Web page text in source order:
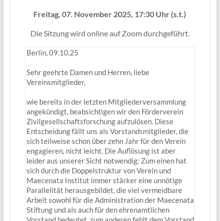
Freitag, 07. November 2025, 17:30 Uhr (s.t.)
Die Sitzung wird online auf Zoom durchgeführt.
Berlin, 09.10.25
Sehr geehrte Damen und Herren, liebe
Vereinsmitglieder,
wie bereits in der letzten Mitgliederversammlung
angekündigt, beabsichtigen wir den Förderverein
Zivilgesellschaftsforschung aufzulösen. Diese
Entscheidung fällt uns als Vorstandsmitglieder, die
sich teilweise schon über zehn Jahr für den Verein
engagieren, nicht leicht. Die Auflösung ist aber
leider aus unserer Sicht notwendig: Zum einen hat
sich durch die Doppelstruktur von Verein und
Maecenata Institut immer stärker eine unnötige
Parallelität herausgebildet, die viel vermeidbare
Arbeit sowohl für die Administration der Maecenata
Stiftung und als auch für den ehrenamtlichen